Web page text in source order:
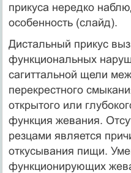
прикуса нередко
особенность (слайд).
Дистальный прикус
функциональных
сагиттальной щели
перекрестного
открытого или
функция жевания.
резцами является
откусывания пищи.
функционирующих